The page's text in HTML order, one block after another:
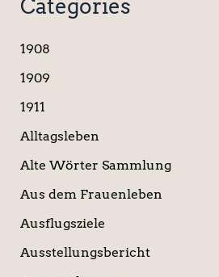
h
n
a
h
Categories
1908
1909
1911
Alltagsleben
Alte Wörter Sammlung
Aus dem Frauenleben
Ausflugsziele
Ausstellungsbericht